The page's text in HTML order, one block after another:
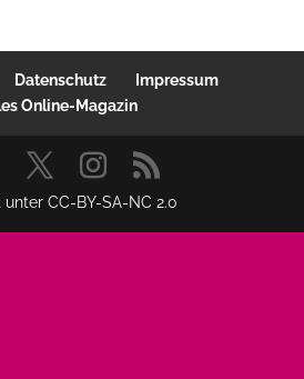
Datenschutz
Impressum
Online-Magazin
unter CC-BY-SA-NC 2.0